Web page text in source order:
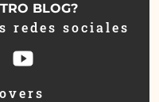
BLOG?
redes sociales